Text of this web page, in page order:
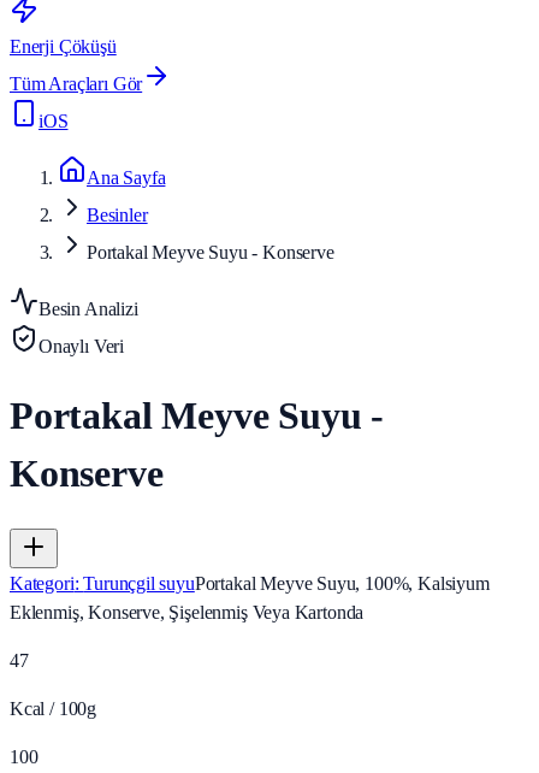
Enerji Çöküşü
Tüm Araçları Gör
iOS
Ana Sayfa
Besinler
Portakal Meyve Suyu - Konserve
Besin Analizi
Onaylı Veri
Portakal Meyve Suyu -
Konserve
Kategori:Turunçgil suyuPortakal Meyve Suyu, 100%, Kalsiyum
Eklenmiş, Konserve, Şişelenmiş Veya Kartonda
47
Kcal / 100g
100